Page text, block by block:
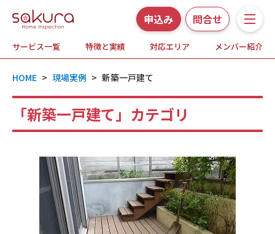
申込み 問合せ
サービス一覧 特徴と実績 対応エリア メンバー紹介
サービス一覧
さくら事務所の特徴と実績
ホームインスペクションとは
対応エリア
メンバー紹介
よくある質問
HOME > 現場実例 > 新築一戸建て
「新築一戸建て」カテゴリ